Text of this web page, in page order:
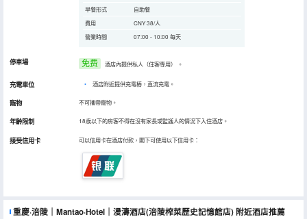
早餐形式
自助餐
費用
CNY 38/人
營業時間
07:00 - 10:00 每天
停車場 免费 酒店內提供私人（住客專用） 。
充電車位 • 酒店附近提供充電樁，直流充電。
寵物 不可攜帶寵物。
年齡限制 18歲以下的房客不得在沒有家長或監護人的情況下入住酒店。
接受信用卡 可以信用卡在酒店付款，閣下可使用以下信用卡：
重慶·涪陵｜Mantao·Hotel｜漫濤酒店(涪陵榨菜歷史記憶館店) 附近酒店推薦